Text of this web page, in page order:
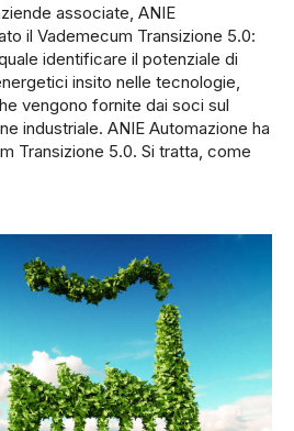
associate, ANIE
il Vademecum Transizione 5.0:
identificare il potenziale di
insito nelle tecnologie,
vengono fornite dai soci sul
industriale. ANIE Automazione ha
Transizione 5.0. Si tratta, come